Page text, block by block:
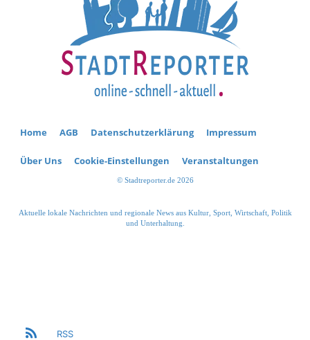
Home AGB Datenschutzerklärung Impressum
Über Uns Cookie-Einstellungen Veranstaltungen
© Stadtreporter.de 2026
Aktuelle lokale Nachrichten und regionale News aus Kultur, Sport, Wirtschaft, Politik
und Unterhaltung.
RSS